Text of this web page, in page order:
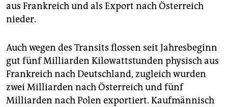
aus Frankreich und als Export nach Österreich
nieder.
Auch wegen des Transits flossen seit Jahresbeginn
gut fünf Milliarden Kilowattstunden physisch aus
Frankreich nach Deutschland, zugleich wurden
zwei Milliarden nach Österreich und fünf
Milliarden nach Polen exportiert. Kaufmännisch